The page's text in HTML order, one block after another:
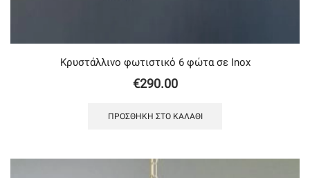
Κρυστάλλινο φωτιστικό 6 φώτα σε Inox
€290.00
ΠΡΟΣΘΉΚΗ ΣΤΟ ΚΑΛΆΘΙ